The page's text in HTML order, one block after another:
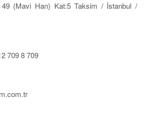
(Mavi Han) Kat:5 Taksim / İstanbul /
709 8 709